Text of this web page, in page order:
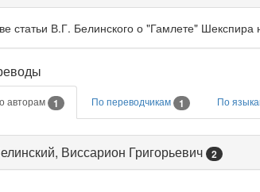
статьи В.Г. Белинского о "Гамлете"
авторам 1 По переводчикам 1 По
Виссарион Григорьевич 2